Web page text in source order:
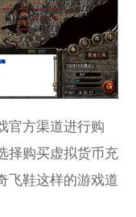
官方渠道进行购
择购买虚拟货币充
飞鞋这样的游戏道